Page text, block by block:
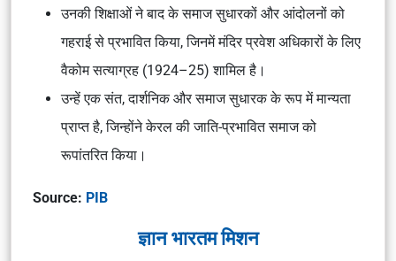
उनकी शिक्षाओं ने बाद के समाज सुधारकों और आंदोलनों को
गहराई से प्रभावित किया, जिनमें मंदिर प्रवेश अधिकारों के लिए
वैकोम सत्याग्रह (1924–25) शामिल है।
उन्हें एक संत, दार्शनिक और समाज सुधारक के रूप में मान्यता
प्राप्त है, जिन्होंने केरल की जाति-प्रभावित समाज को
रूपांतरित किया।
Source: PIB
ज्ञान भारतम मिशन